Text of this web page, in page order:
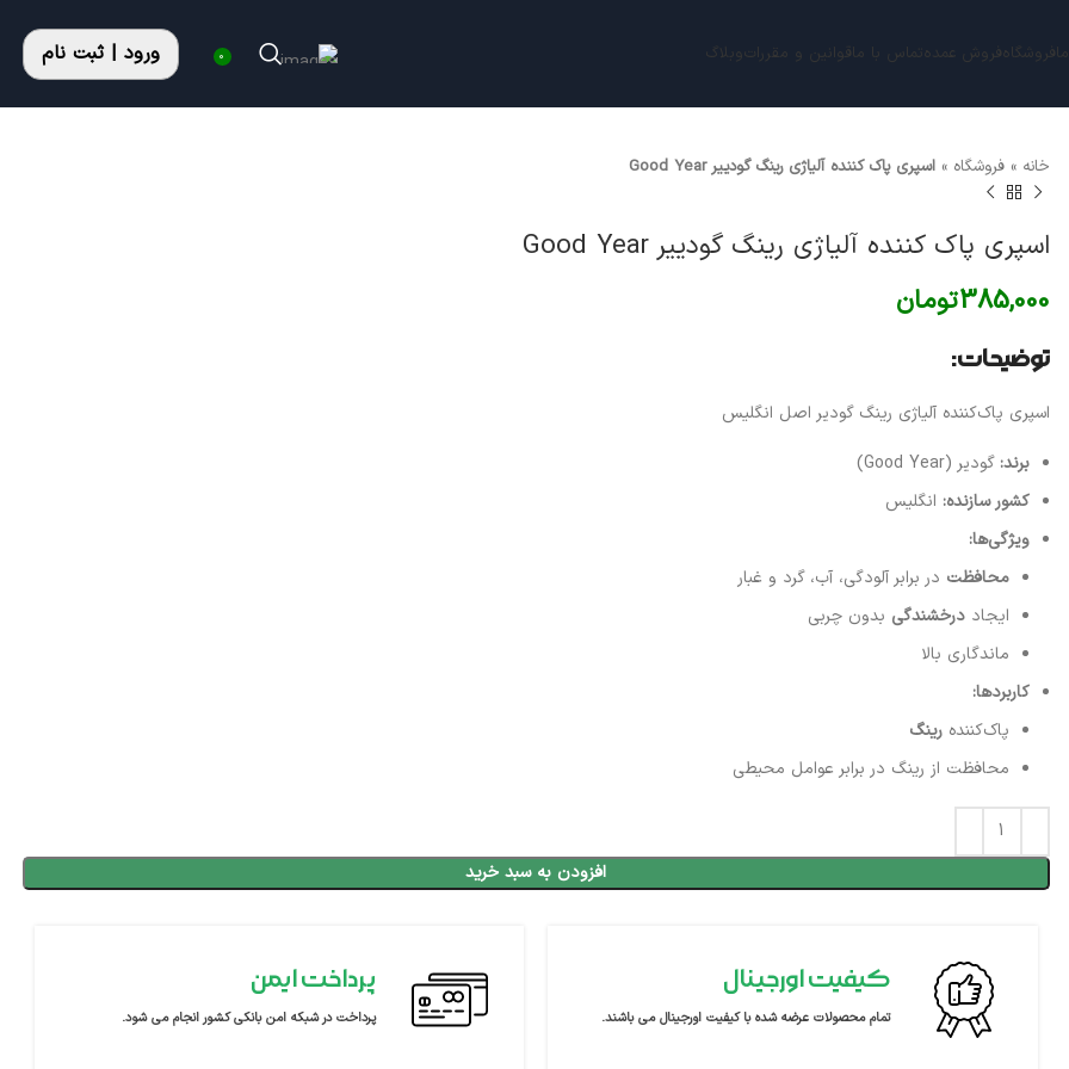
فروشگاهفروش عمدهتماس با ماقوانین و مقرراتوبلاگ 0 ورود | ثبت نام
خانه »فروشگاه »اسپری پاک کننده آلیاژی رینگ گودییر Good Year
اسپری پاک کننده آلیاژی رینگ گودییر Good Year
385,000تومان
توضیحات:
اسپری پاک‌کننده آلیاژی رینگ گودیر اصل انگلیس
برند: گودیر (Good Year)
کشور سازنده: انگلیس
ویژگی‌ها:
محافظت در برابر آلودگی، آب، گرد و غبار
ایجاددرخشندگی بدون چربی
ماندگاری بالا
کاربردها:
پاک‌کنندهرینگ
محافظت از رینگ در برابر عوامل محیطی
افزودن به سبد خرید
کیفیت اورجینال
تمام محصولات عرضه شده با کیفیت اورجینال می باشند.
پرداخت ایمن
پرداخت در شبکه امن بانکی کشور انجام می شود.